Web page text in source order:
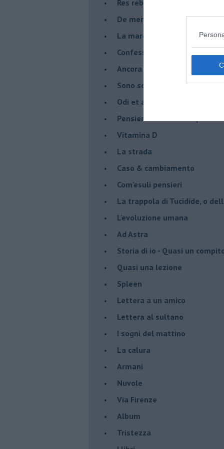
Res rebus
De mente
La marcia
Confessioni del pappagallo
Ancora pensieri & disordine
Sono solo parole
Odi et amo
Pensieri in disordine sparso
Vitamina D
La strada
Caso & cambiamento
Com'esuli pensieri
La trappola di Tucidide, o
L'evoluzione umana
Ad Astra
Storia di io - Quasi un
Quasi una lezione
Spleen
Lettera a un amico
Lettera al sultano
I sogni del mattino
La calura
Armani
Nuvole
Via Firenze
Album
Tristezza